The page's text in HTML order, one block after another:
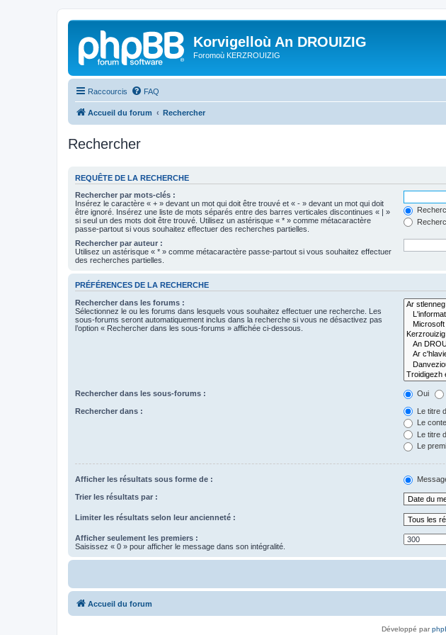
Korvigelloù An DROUIZIG
Foromoù KERZROUIZIG
Raccourcis FAQ
Accueil du forum Rechercher
Rechercher
REQUÊTE DE LA RECHERCHE
Rechercher par mots-clés :
Insérez le caractère « + » devant un mot qui doit être trouvé et « - » devant un mot qui doit
être ignoré. Insérez une liste de mots séparés entre des barres verticales discontinues « | »
si seul un des mots doit être trouvé. Utilisez un astérisque « * » comme métacaractère
passe-partout si vous souhaitez effectuer des recherches partielles.
Rechercher par auteur :
Utilisez un astérisque « * » comme métacaractère passe-partout si vous souhaitez effectuer
des recherches partielles.
PRÉFÉRENCES DE LA RECHERCHE
Rechercher dans les forums :
Sélectionnez le ou les forums dans lesquels vous souhaitez effectuer une recherche. Les
sous-forums seront automatiquement inclus dans la recherche si vous ne désactivez pas
l’option « Rechercher dans les sous-forums » affichée ci-dessous.
Rechercher dans les sous-forums : Oui
Rechercher dans :
Le titre
Le
Le titre
Le
Afficher les résultats sous forme de :
Trier les résultats par :
Limiter les résultats selon leur ancienneté :
Afficher seulement les premiers :
Saisissez « 0 » pour afficher le message dans son intégralité.
Accueil du forum
Développé par